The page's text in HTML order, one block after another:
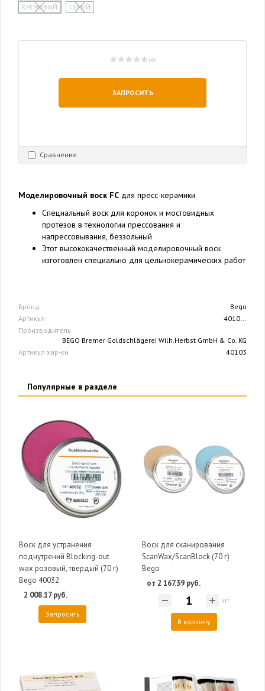
КРЕМОВЫЙ СЕРЫЙ
( 0 )
ЗАПРОСИТЬ
Сравнение
Моделировочный воск FC для пресс-керамики
Специальный воск для коронок и мостовидных
протезов в технологии прессования и
напрессовывания, беззольный
Этот высококачественный моделировочный воск
изготовлен специально для цельнокерамических работ
Бренд
Bego
Артикул
4010...
Производитель
BEGO Bremer Goldschlägerei Wilh.Herbst GmbH & Co. KG
Артикул хар-ки
40103
Популярные в разделе
Воск для устранения
поднутрений Blocking-out
wax розовый, твердый (70 г)
Bego 40032
2 008.17 руб.
Запросить
Воск для сканирования
ScanWax/ScanBlock (70 г)
Bego
от 2 167.39 руб.
шт
В корзину